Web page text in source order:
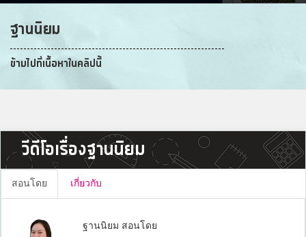
ฐานนิยม
ข้ามไปที่เนื้อหาในคลิปนี้
วีดีโอเรื่องฐานนิยม
สอนโดย เกี่ยวกับ
ฐานนิยม สอนโดย